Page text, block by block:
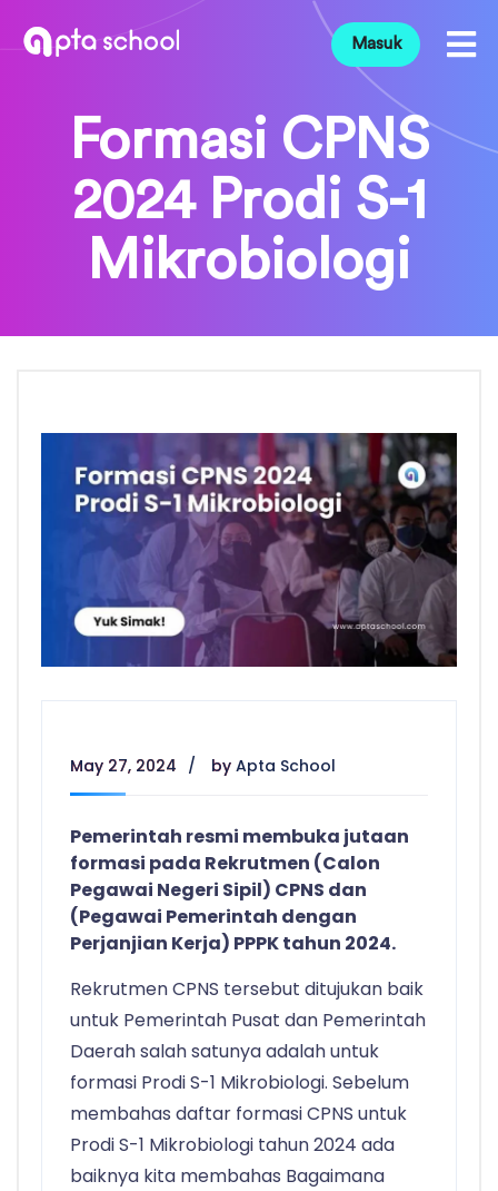
Masuk
Formasi CPNS
2024 Prodi S-1
Mikrobiologi
May 27, 2024 by Apta School
Pemerintah resmi membuka jutaan
formasi pada Rekrutmen (Calon
Pegawai Negeri Sipil) CPNS dan
(Pegawai Pemerintah dengan
Perjanjian Kerja) PPPK tahun 2024.
Rekrutmen CPNS tersebut ditujukan baik
untuk Pemerintah Pusat dan Pemerintah
Daerah salah satunya adalah untuk
formasi Prodi S-1 Mikrobiologi. Sebelum
membahas daftar formasi CPNS untuk
Prodi S-1 Mikrobiologi tahun 2024 ada
baiknya kita membahas Bagaimana